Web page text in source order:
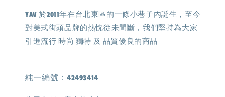
YAV 於2011年在台北東區的一條小巷子內誕生，至今
對美式街頭品牌的熱忱從未間斷，我們堅持為大家
引進流行 時尚 獨特 及 品質優良的商品
純一編號：42493414